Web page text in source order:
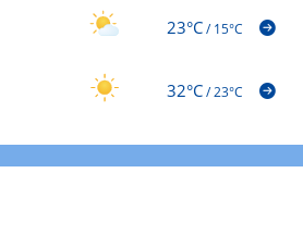
23°C/15°C
32°C/23°C